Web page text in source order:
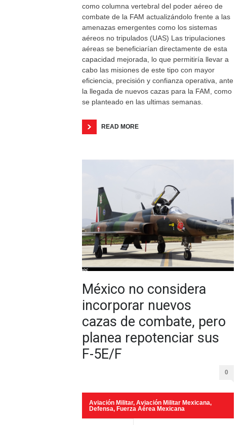
como columna vertebral del poder aéreo de
combate de la FAM actualizándolo frente a las
amenazas emergentes como los sistemas
aéreos no tripulados (UAS) Las tripulaciones
aéreas se beneficiarían directamente de esta
capacidad mejorada, lo que permitiría llevar a
cabo las misiones de este tipo con mayor
eficiencia, precisión y confianza operativa, ante
la llegada de nuevos cazas para la FAM, como
se planteado en las ultimas semanas.
READ MORE
México no considera
incorporar nuevos
cazas de combate, pero
planea repotenciar sus
F-5E/F
0
Aviación Militar, Aviación Militar Mexicana,
Defensa, Fuerza Aérea Mexicana